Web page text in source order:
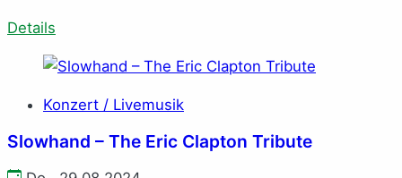
Details
Konzert / Livemusik
Slowhand – The Eric Clapton Tribute